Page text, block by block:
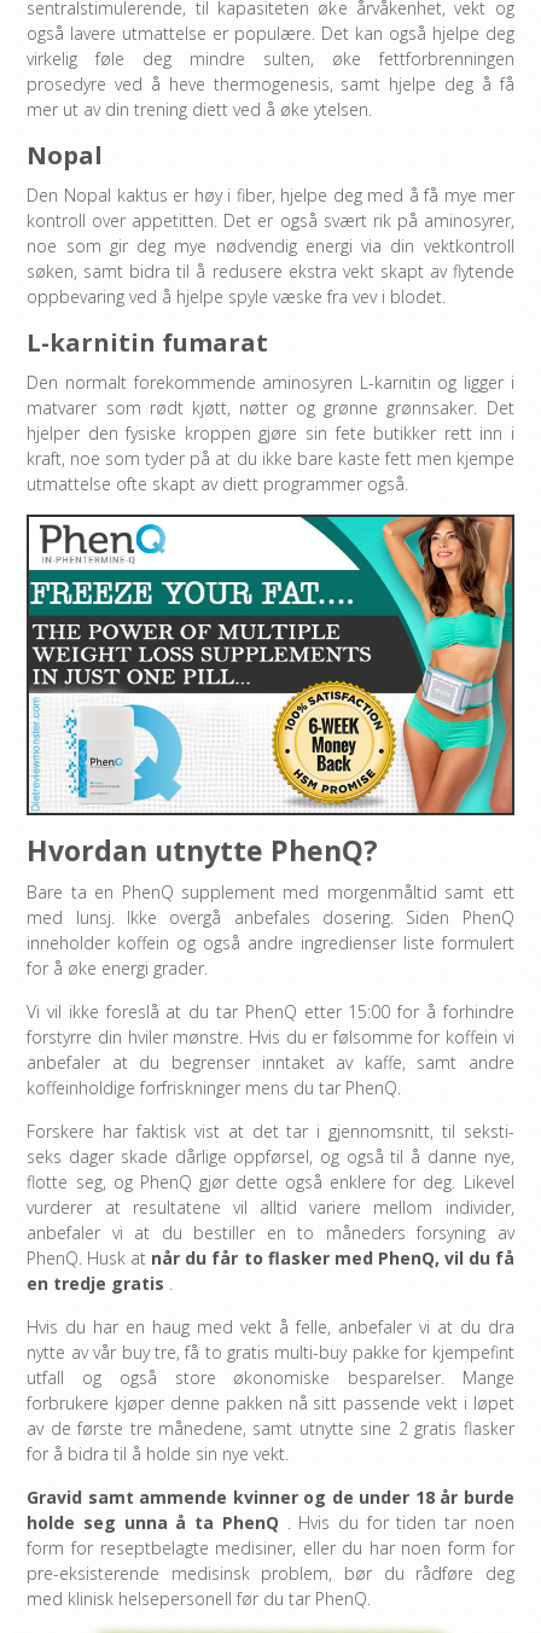
sentralstimulerende, til kapasiteten øke årvåkenhet, vekt og
også lavere utmattelse er populære. Det kan også hjelpe deg
virkelig føle deg mindre sulten, øke fettforbrenningen
prosedyre ved å heve thermogenesis, samt hjelpe deg å få
mer ut av din trening diett ved å øke ytelsen.
Nopal
Den Nopal kaktus er høy i fiber, hjelpe deg med å få mye mer
kontroll over appetitten. Det er også svært rik på aminosyrer,
noe som gir deg mye nødvendig energi via din vektkontroll
søken, samt bidra til å redusere ekstra vekt skapt av flytende
oppbevaring ved å hjelpe spyle væske fra vev i blodet.
L-karnitin fumarat
Den normalt forekommende aminosyren L-karnitin og ligger i
matvarer som rødt kjøtt, nøtter og grønne grønnsaker. Det
hjelper den fysiske kroppen gjøre sin fete butikker rett inn i
kraft, noe som tyder på at du ikke bare kaste fett men kjempe
utmattelse ofte skapt av diett programmer også.
Hvordan utnytte PhenQ?
Bare ta en PhenQ supplement med morgenmåltid samt ett
med lunsj. Ikke overgå anbefales dosering. Siden PhenQ
inneholder koffein og også andre ingredienser liste formulert
for å øke energi grader.
Vi vil ikke foreslå at du tar PhenQ etter 15:00 for å forhindre
forstyrre din hviler mønstre. Hvis du er følsomme for koffein vi
anbefaler at du begrenser inntaket av kaffe, samt andre
koffeinholdige forfriskninger mens du tar PhenQ.
Forskere har faktisk vist at det tar i gjennomsnitt, til seksti-
seks dager skade dårlige oppførsel, og også til å danne nye,
flotte seg, og PhenQ gjør dette også enklere for deg. Likevel
vurderer at resultatene vil alltid variere mellom individer,
anbefaler vi at du bestiller en to måneders forsyning av
PhenQ. Husk at når du får to flasker med PhenQ, vil du få
en tredje gratis .
Hvis du har en haug med vekt å felle, anbefaler vi at du dra
nytte av vår buy tre, få to gratis multi-buy pakke for kjempefint
utfall og også store økonomiske besparelser. Mange
forbrukere kjøper denne pakken nå sitt passende vekt i løpet
av de første tre månedene, samt utnytte sine 2 gratis flasker
for å bidra til å holde sin nye vekt.
Gravid samt ammende kvinner og de under 18 år burde
holde seg unna å ta PhenQ . Hvis du for tiden tar noen
form for reseptbelagte medisiner, eller du har noen form for
pre-eksisterende medisinsk problem, bør du rådføre deg
med klinisk helsepersonell før du tar PhenQ.